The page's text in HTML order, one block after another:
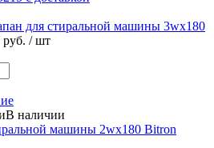
для стиральной машины 3wx180
руб. / шт
В наличии